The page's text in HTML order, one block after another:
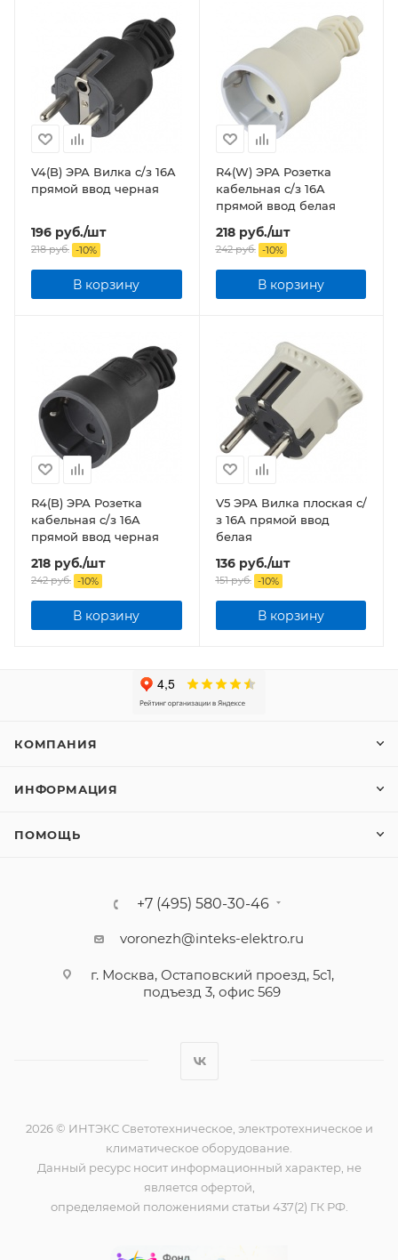
V4(B) ЭРА Вилка c/з 16A
прямой ввод черная
196 руб./шт
218руб. -10%
В корзину
R4(W) ЭРА Розетка
кабельная c/з 16A
прямой ввод белая
218руб./шт
242руб. -10%
В корзину
R4(B) ЭРА Розетка
кабельная c/з 16A
прямой ввод черная
218 руб./шт
242руб. -10%
В корзину
V5 ЭРА Вилка плоская c/
з 16A прямой ввод
белая
136руб./шт
151руб. -10%
В корзину
КОМПАНИЯ
ИНФОРМАЦИЯ
ПОМОЩЬ
+7 (495) 580-30-46
voronezh@inteks-elektro.ru
г. Москва, Остаповский проезд, 5с1,
подъезд 3, офис 569
2026 © ИНТЭКС Светотехническое, электротехническое и
климатическое оборудование.
Данный ресурс носит информационный характер, не
является офертой,
определяемой положениями статьи 437(2) ГК РФ.